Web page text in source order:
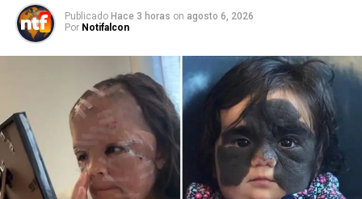
Publicado Hace 3 horas on agosto 6, 2026
Por Notifalcon